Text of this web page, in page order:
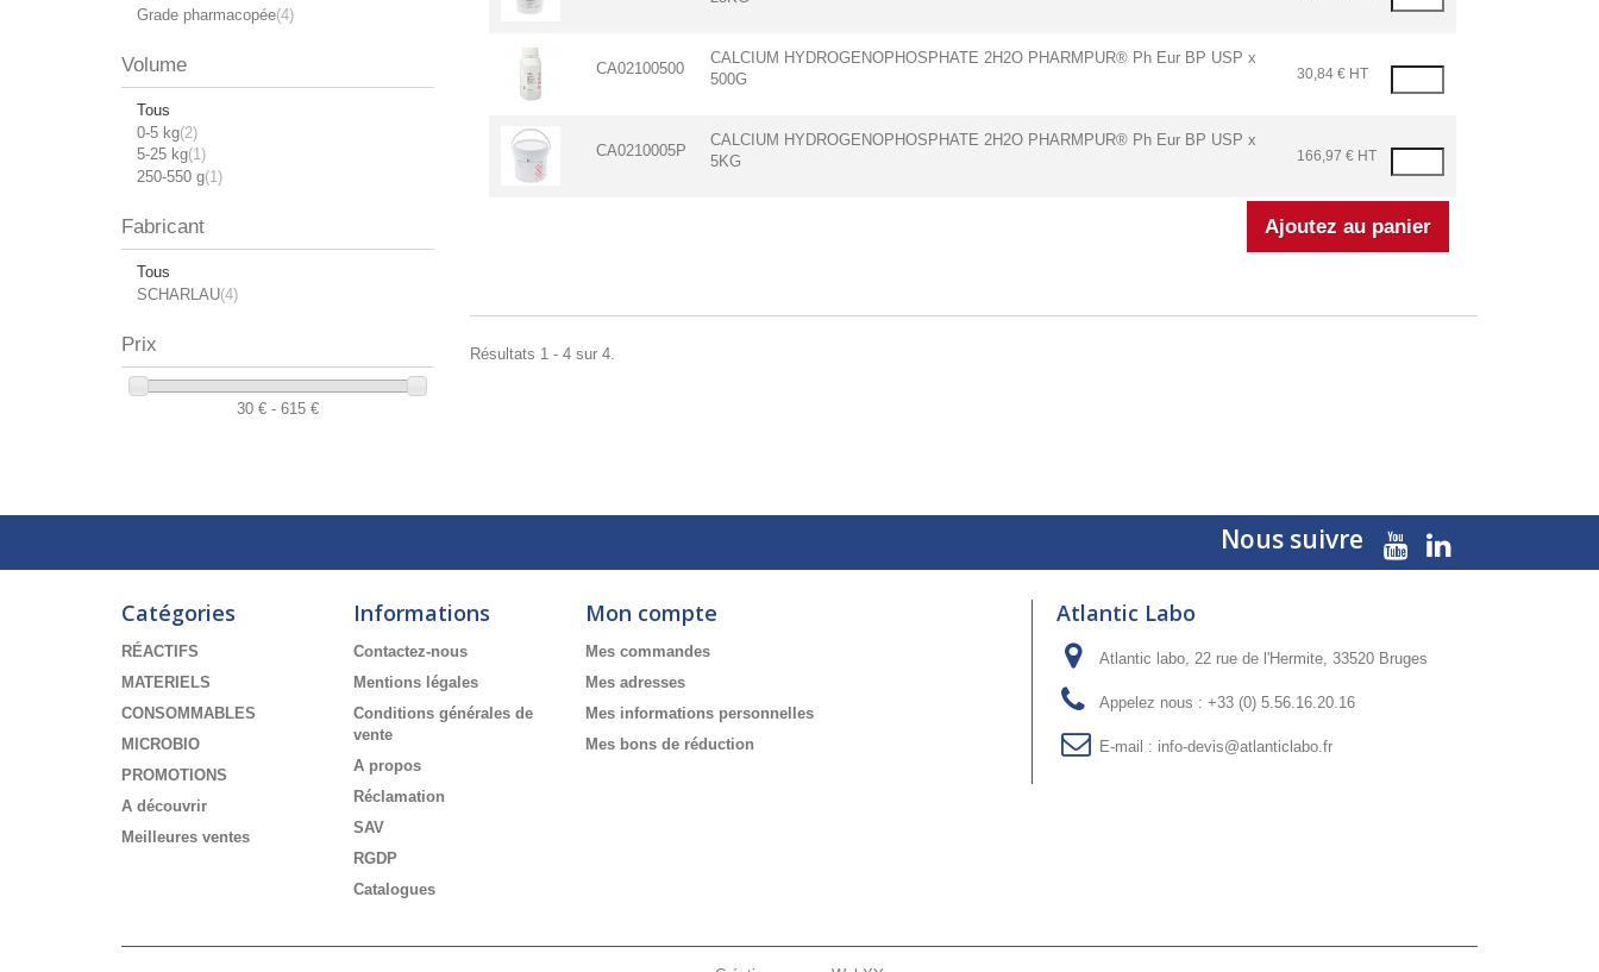
Grade pharmacopée(4)
Volume
Tous
0-5 kg(2)
5-25 kg(1)
250-550 g(1)
Fabricant
Tous
SCHARLAU(4)
Prix
30 € - 615 €
CA02100500
CALCIUM HYDROGENOPHOSPHATE 2H2O PHARMPUR® Ph Eur BP USP x
500G
30,84 € HT
CA0210005P
CALCIUM HYDROGENOPHOSPHATE 2H2O PHARMPUR® Ph Eur BP USP x
5KG
166,97 € HT
Résultats 1 - 4 sur 4.
Nous suivre
Catégories
RÉACTIFS
MATERIELS
CONSOMMABLES
MICROBIO
PROMOTIONS
A découvrir
Meilleures ventes
Informations
Contactez-nous
Mentions légales
Conditions générales de
vente
A propos
Réclamation
SAV
RGDP
Catalogues
Mon compte
Mes commandes
Mes adresses
Mes informations personnelles
Mes bons de réduction
Atlantic Labo
Atlantic labo, 22 rue de l'Hermite, 33520 Bruges
Appelez nous : +33 (0) 5.56.16.20.16
E-mail : info-devis@atlanticlabo.fr